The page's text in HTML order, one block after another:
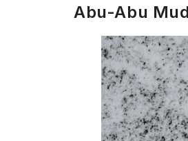
Abu-Abu